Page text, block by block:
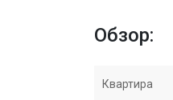
Обзор:
Квартира